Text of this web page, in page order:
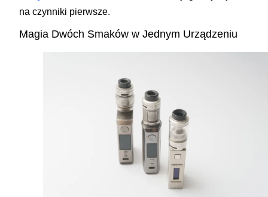
na czynniki pierwsze.
Magia Dwóch Smaków w Jednym Urządzeniu